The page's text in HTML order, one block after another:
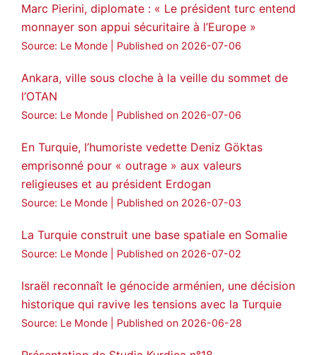
Marc Pierini, diplomate : « Le président turc entend
monnayer son appui sécuritaire à l’Europe »
Source: Le Monde Published on 2026-07-06
Ankara, ville sous cloche à la veille du sommet de
l’OTAN
Source: Le Monde Published on 2026-07-06
En Turquie, l’humoriste vedette Deniz Göktas
emprisonné pour « outrage » aux valeurs
religieuses et au président Erdogan
Source: Le Monde Published on 2026-07-03
La Turquie construit une base spatiale en Somalie
Source: Le Monde Published on 2026-07-02
Israël reconnaît le génocide arménien, une décision
historique qui ravive les tensions avec la Turquie
Source: Le Monde Published on 2026-06-28